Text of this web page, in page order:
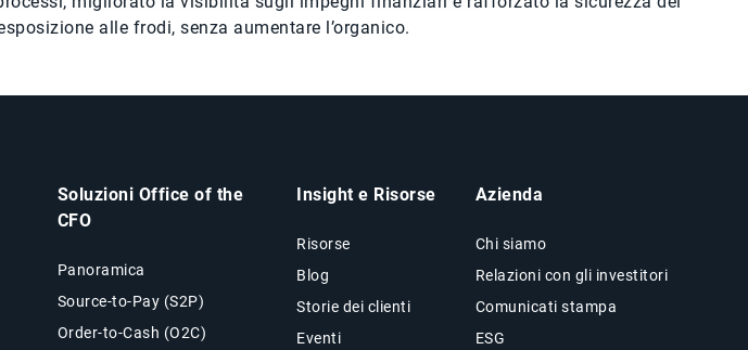
alle frodi, senza aumentare l’organico.
Soluzioni Office of the
CFO
Panoramica
Source-to-Pay (S2P)
Order-to-Cash (O2C)
Insight e Risorse
Risorse
Blog
Storie dei clienti
Eventi
Azienda
Chi siamo
Relazioni con gli investitori
Comunicati stampa
ESG